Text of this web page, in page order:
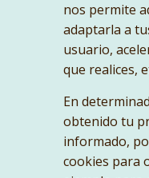
nos permite
adaptarla a
usuario,
que realices,
En
obtenido tu
informado,
cookies para